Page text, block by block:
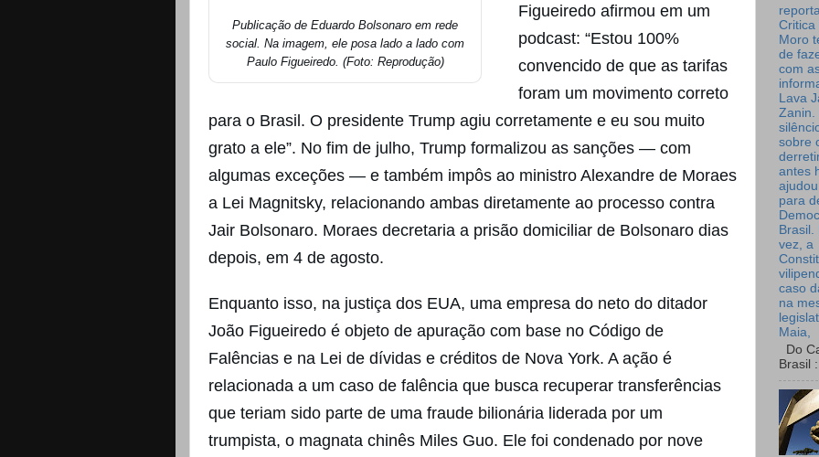
Publicação de Eduardo Bolsonaro em rede
social. Na imagem, ele posa lado a lado com
Paulo Figueiredo. (Foto: Reprodução)
Figueiredo afirmou em um
podcast: “Estou 100%
convencido de que as tarifas
foram um movimento correto
para o Brasil. O presidente Trump agiu corretamente e eu sou muito
grato a ele”. No fim de julho, Trump formalizou as sanções — com
algumas exceções — e também impôs ao ministro Alexandre de Moraes
a Lei Magnitsky, relacionando ambas diretamente ao processo contra
Jair Bolsonaro. Moraes decretaria a prisão domiciliar de Bolsonaro dias
depois, em 4 de agosto.
Enquanto isso, na justiça dos EUA, uma empresa do neto do ditador
João Figueiredo é objeto de apuração com base no Código de
Falências e na Lei de dívidas e créditos de Nova York. A ação é
relacionada a um caso de falência que busca recuperar transferências
que teriam sido parte de uma fraude bilionária liderada por um
trumpista, o magnata chinês Miles Guo. Ele foi condenado por nove
Critica
Moro
de
com
Lava
Zanin.
sobre
antes
para
Brasil.
vez, a
caso
na
Maia,
Do
Brasil :